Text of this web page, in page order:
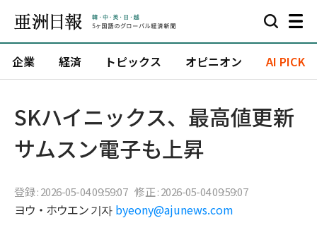
企業 経済 トピックス オピニオン AI PICK
SKハイニックス、最高値更新
サムスン電子も上昇
登録 : 2026-05-04 09:59:07 修正 : 2026-05-04 09:59:07
ヨウ・ホウエン 기자 byeony@ajunews.com